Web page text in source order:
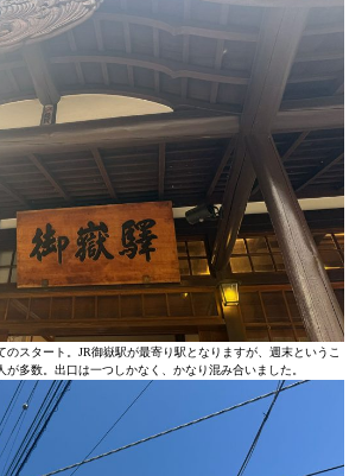
のスタート。JR御嶽駅が最寄り駅となりますが、週末というこ
が多数。出口は一つしかなく、かなり混み合いました。